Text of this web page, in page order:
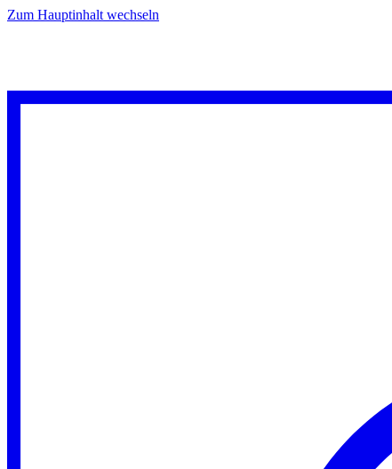
Zum Hauptinhalt wechseln